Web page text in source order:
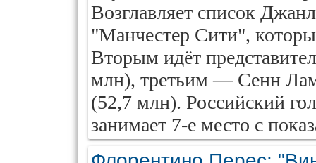
Возглавляет список
"Манчестер Сити",
Вторым идёт
млн), третьим — Сенн
(52,7 млн). Российский
занимает 7-е место с